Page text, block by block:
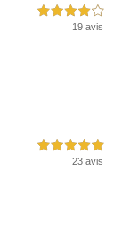
4,0 étoiles sur 5
19 avis
5,0 étoiles sur 5
23 avis